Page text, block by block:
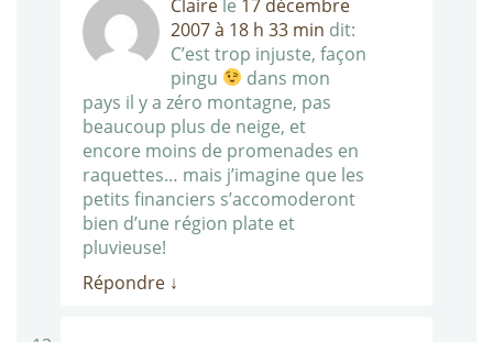
Claire le 17 décembre
2007 à 18 h 33 min dit:
C’est trop injuste, façon
pingu
dans mon
pays il y a zéro montagne, pas
beaucoup plus de neige, et
encore moins de promenades en
raquettes… mais j’imagine que les
petits financiers s’accomoderont
bien d’une région plate et
pluvieuse!
Répondre ↓